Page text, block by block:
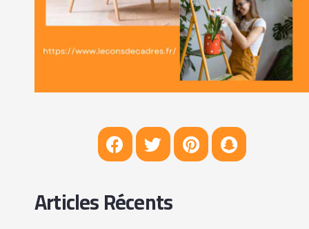
Articles Récents